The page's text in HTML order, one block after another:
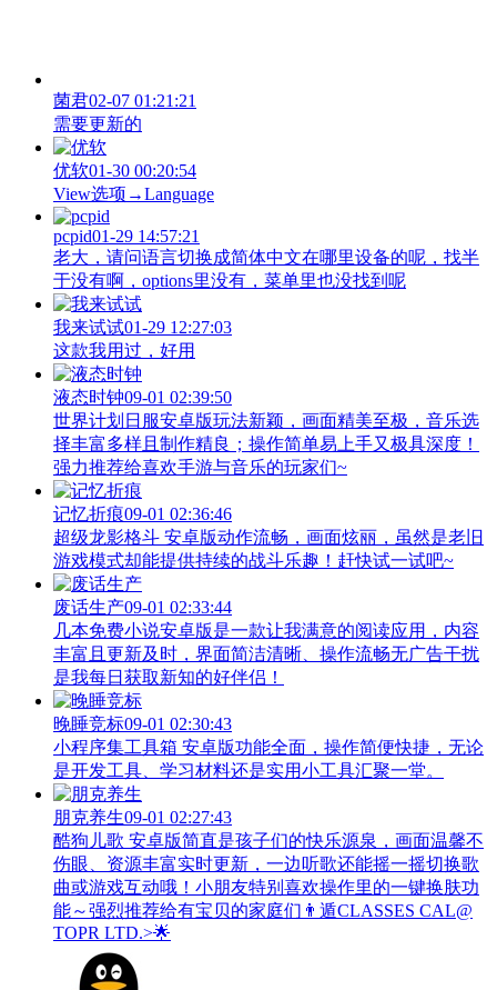
菌君02-07 01:21:21
需要更新的
优软01-30 00:20:54
View‌选项→Language
pcpid01-29 14:57:21
老大，请问语言切换成简体中文在哪里设备的呢，找半
于没有啊，options里没有，菜单里也没找到呢
我来试试01-29 12:27:03
这款我用过，好用
液态时钟09-01 02:39:50
世界计划日服安卓版玩法新颖，画面精美至极，音乐选
择丰富多样且制作精良；操作简单易上手又极具深度！
强力推荐给喜欢手游与音乐的玩家们~
记忆折痕09-01 02:36:46
超级龙影格斗 安卓版动作流畅，画面炫丽，虽然是老旧
游戏模式却能提供持续的战斗乐趣！赶快试一试吧~
废话生产09-01 02:33:44
几本免费小说安卓版是一款让我满意的阅读应用，内容
丰富且更新及时，界面简洁清晰、操作流畅无广告干扰
是我每日获取新知的好伴侣！
晚睡竞标09-01 02:30:43
小程序集工具箱 安卓版功能全面，操作简便快捷，无论
是开发工具、学习材料还是实用小工具汇聚一堂。
朋克养生09-01 02:27:43
酷狗儿歌 安卓版简直是孩子们的快乐源泉，画面温馨不
伤眼、资源丰富实时更新，一边听歌还能摇一摇切换歌
曲或游戏互动哦！小朋友特别喜欢操作里的一键换肤功
能～强烈推荐给有宝贝的家庭们👨‍遁️CLASSES CAL@
TOPR LTD.>🌟